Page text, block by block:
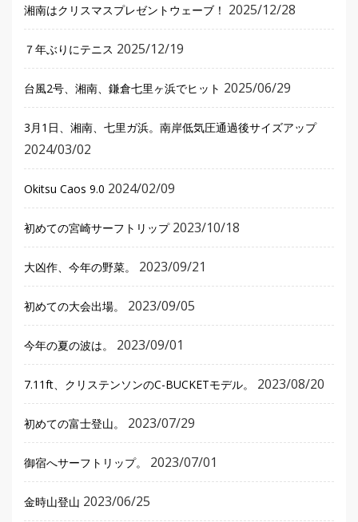
湘南はクリスマスプレゼントウェーブ！ 2025/12/28
７年ぶりにテニス 2025/12/19
台風2号、湘南、鎌倉七里ヶ浜でヒット 2025/06/29
3月1日、湘南、七里ガ浜。南岸低気圧通過後サイズアップ
2024/03/02
Okitsu Caos 9.0 2024/02/09
初めての宮崎サーフトリップ 2023/10/18
大凶作、今年の野菜。 2023/09/21
初めての大会出場。 2023/09/05
今年の夏の波は。 2023/09/01
7.11ft、クリステンソンのC-BUCKETモデル。 2023/08/20
初めての富士登山。 2023/07/29
御宿へサーフトリップ。 2023/07/01
金時山登山 2023/06/25